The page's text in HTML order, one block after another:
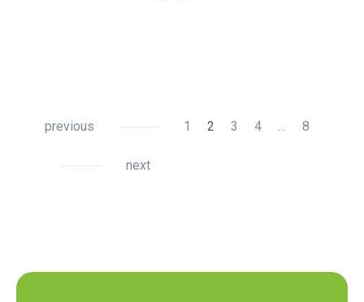
previous 1 2 3 4 … 8
next